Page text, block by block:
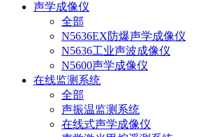
声学成像仪
全部
N5636EX防爆声学成像仪
N5636工业声波成像仪
N5600声学成像仪
在线监测系统
全部
声振温监测系统
在线式声学成像仪